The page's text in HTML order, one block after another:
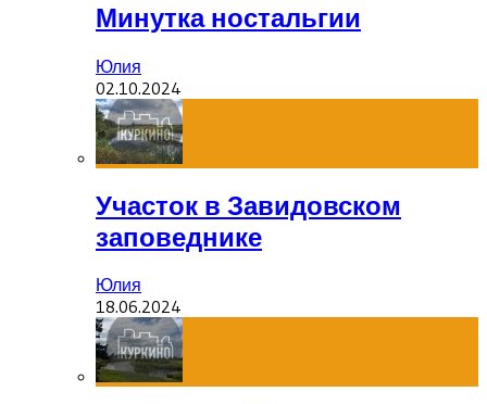
Минутка ностальгии
Юлия
02.10.2024
Участок в Завидовском
заповеднике
Юлия
18.06.2024